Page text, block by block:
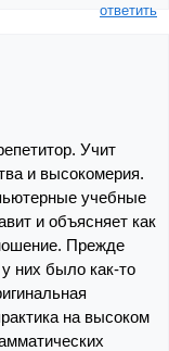
ответить
Учит
и высокомерия.
учебные
и объясняет как
Прежде
них было как-то
на высоком